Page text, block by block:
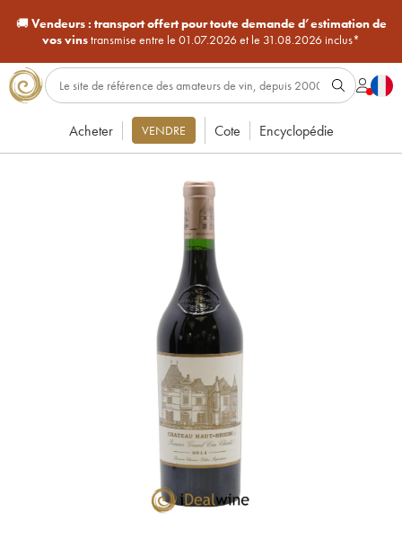
🚚Vendeurs : transport offert pour toute demande d’estimation de
vos vinstransmise entre le 01.07.2026 et le 31.08.2026 inclus*
Acheter VENDRE Cote Encyclopédie